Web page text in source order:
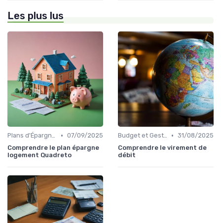
Les plus lus
Plans d'Épargne et Assurance Vie • 07/09/2025
Comprendre le plan épargne
logement Quadreto
Budget et Gestion des Finances Personnelles • 31/08/2025
Comprendre le virement de
débit